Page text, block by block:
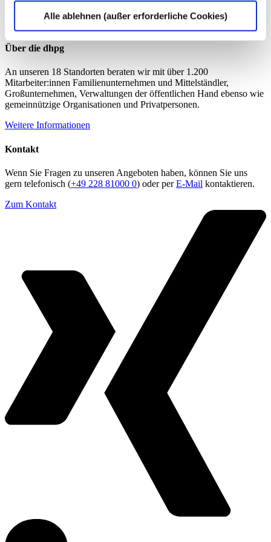
Alle ablehnen (außer erforderliche Cookies)
Über die dhpg
An unseren 18 Standorten beraten wir mit über 1.200
Mitarbeiter:innen Familienunternehmen und Mittelständler,
Großunternehmen, Verwaltungen der öffentlichen Hand ebenso wie
gemeinnützige Organisationen und Privatpersonen.
Weitere Informationen
Kontakt
Wenn Sie Fragen zu unseren Angeboten haben, können Sie uns
gern telefonisch (+49 228 81000 0) oder perE-Mail kontaktieren.
Zum Kontakt